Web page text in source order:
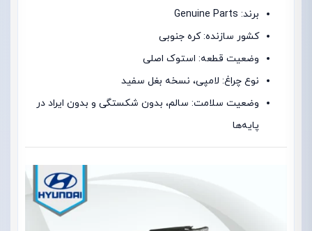
برند: Genuine Parts
کشور سازنده: کره جنوبی
وضعیت قطعه: استوک اصلی
نوع چراغ: لامپی، نسخه بغل سفید
وضعیت سلامت: سالم، بدون شکستگی و بدون ایراد در
پایه‌ها